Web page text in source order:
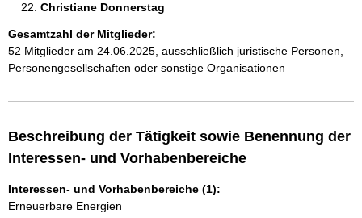
Christiane Donnerstag
Gesamtzahl der Mitglieder:
52 Mitglieder am 24.06.2025, ausschließlich juristische Personen,
Personengesellschaften oder sonstige Organisationen
Beschreibung der Tätigkeit sowie Benennung der
Interessen- und Vorhabenbereiche
Interessen- und Vorhabenbereiche (1):
Erneuerbare Energien